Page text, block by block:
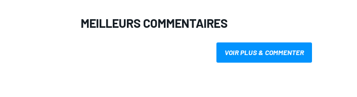
MEILLEURS COMMENTAIRES
VOIR PLUS & COMMENTER